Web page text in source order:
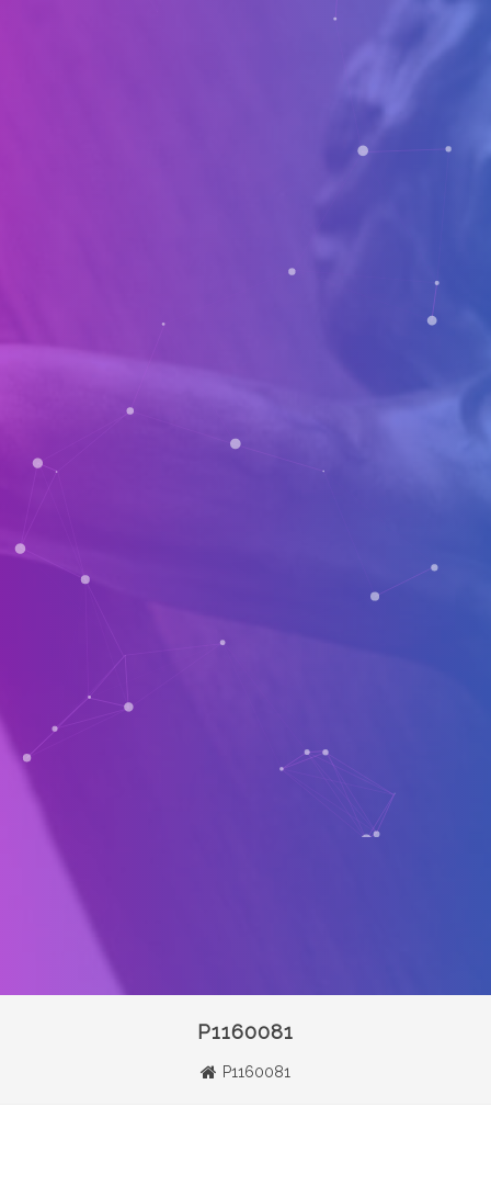
P1160081
P1160081